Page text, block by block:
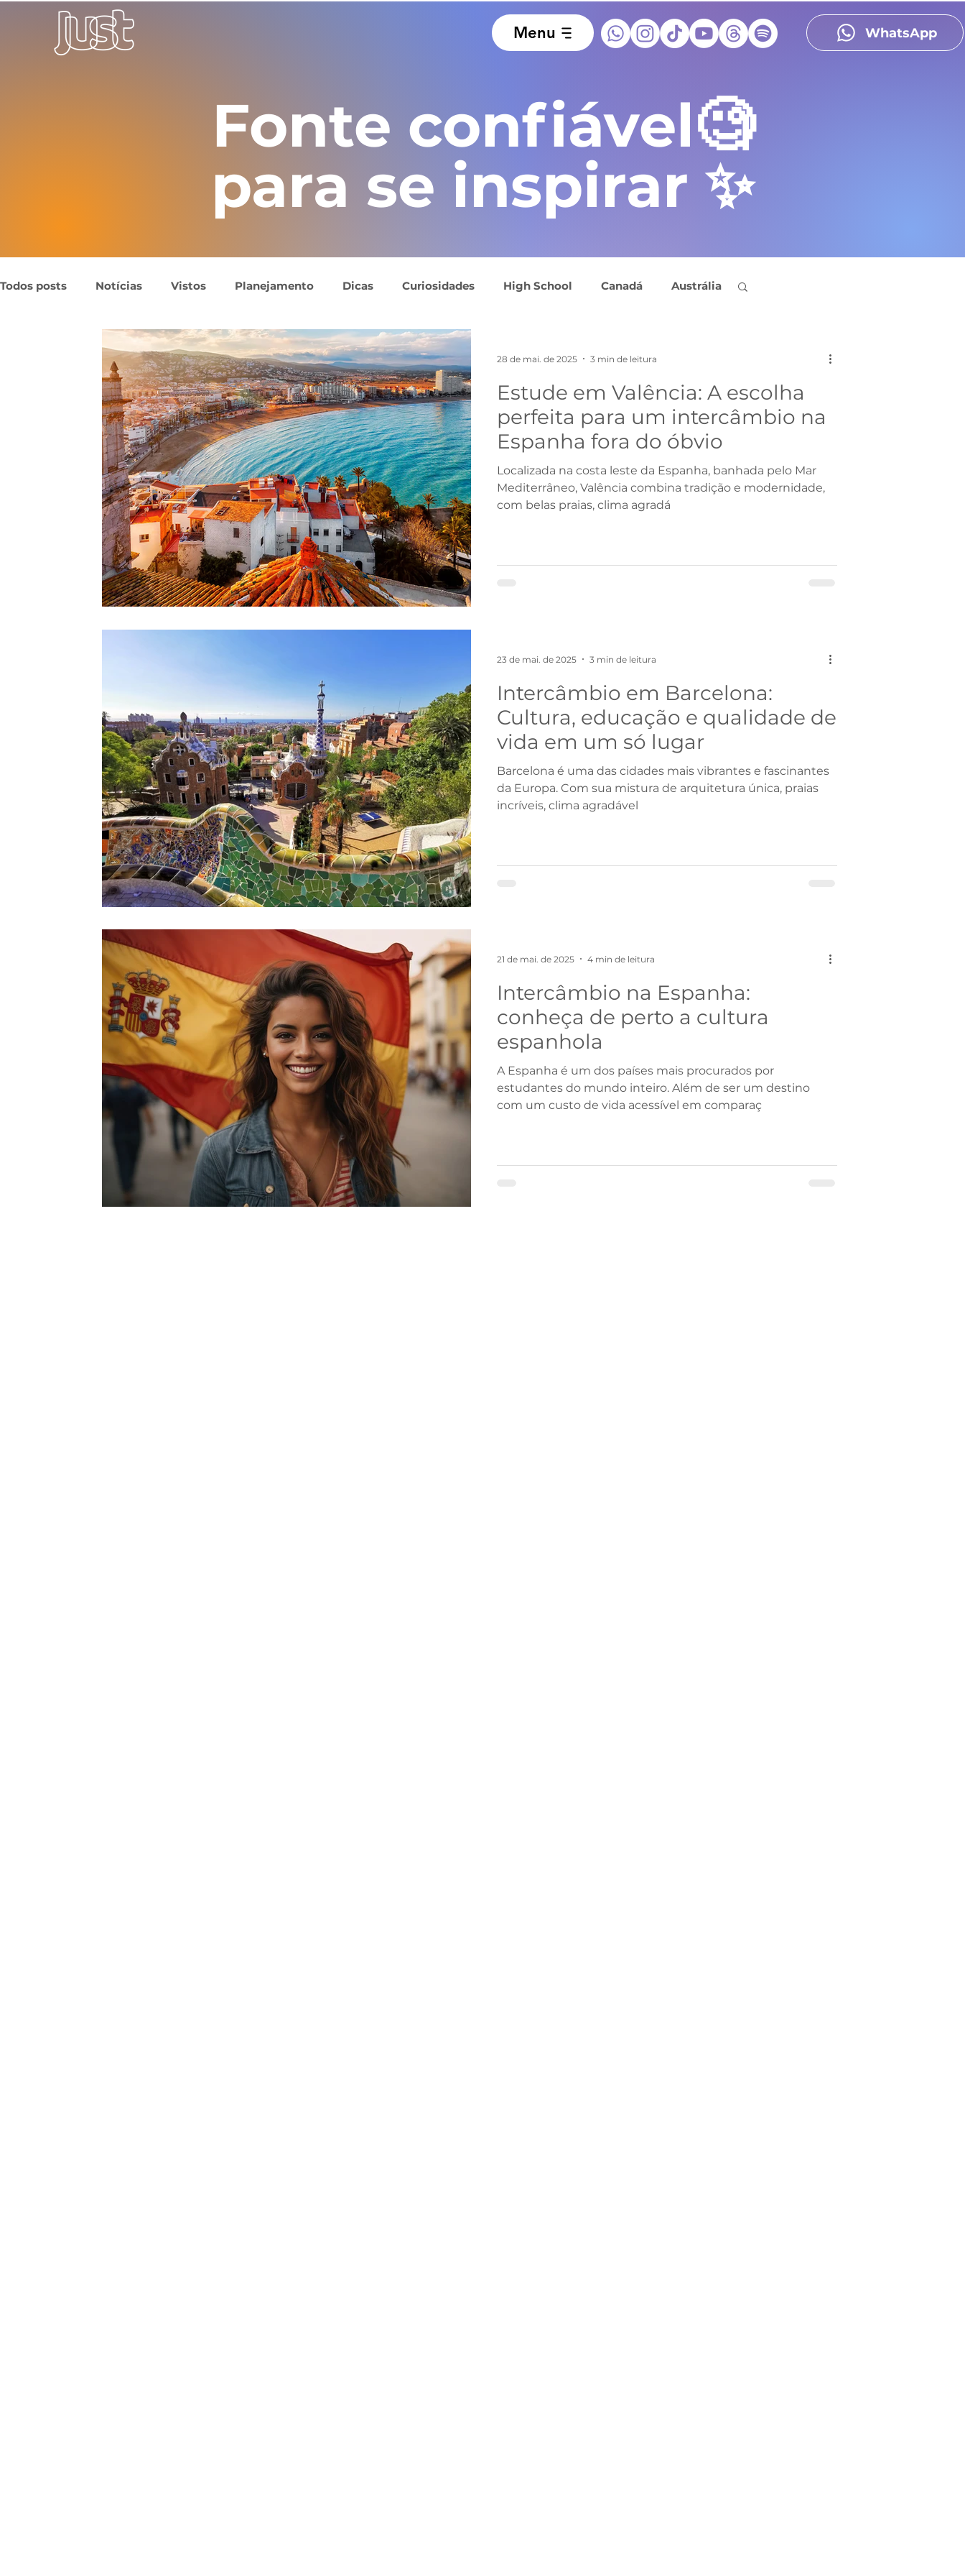
Menu WhatsApp
Fonte confiável🧐
para se inspirar ✨
Todos posts Notícias Vistos Planejamento Dicas Curiosidades High School Canadá Austrália
Reino Unido Europa África do Sul Alemanha Espanha
Itália Malta Nova Zelândia Programas Teens Estudo e trabalho Profissionalizantes
Ensino superior Dubai Japão Chile China
Estude em Valência: A escolha
perfeita para um intercâmbio na
Espanha fora do óbvio
Localizada na costa leste da Espanha, banhada pelo Mar
Mediterrâneo, Valência combina tradição e modernidade,
com belas praias, clima agradá
28 de mai. de 2025 3 min de leitura
Intercâmbio em Barcelona:
Cultura, educação e qualidade de
vida em um só lugar
Barcelona é uma das cidades mais vibrantes e fascinantes
da Europa. Com sua mistura de arquitetura única, praias
incríveis, clima agradável
23 de mai. de 2025 3 min de leitura
Intercâmbio na Espanha:
conheça de perto a cultura
espanhola
A Espanha é um dos países mais procurados por
estudantes do mundo inteiro. Além de ser um destino
com um custo de vida acessível em comparaç
21 de mai. de 2025 4 min de leitura